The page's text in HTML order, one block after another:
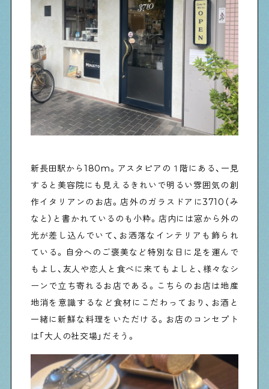
新長田駅から180m。アスタピアの１階にある、一見
すると美容院にも見えるきれいで明るい雰囲気の創
作イタリアンのお店。店外のガラスドアに3710（み
なと）と書かれているのも小粋。店内には窓から外の
光が差し込んでいて、お洒落なインテリアも飾られ
ている。自分へのご褒美など特別な日に足を運んで
もよし、友人や恋人と食べに来てもよしと、様々なシ
ーンで立ち寄れるお店である。こちらのお店は地産
地消を意識するなど食材にこだわっており、お酒と
一緒に新鮮な料理をいただける。お店のコンセプト
は「大人の社交場」だそう。